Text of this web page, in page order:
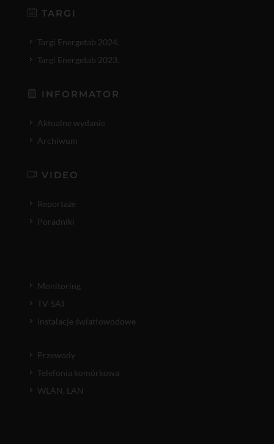
TARGI
Targi Energetab 2024.
Targi Energetab 2023.
INFORMATOR
Aktualne wydanie
Archiwum
VIDEO
Reportaże
Poradniki
Monitoring
TV-SAT
Instalacje światłowodowe
Przewody
Telefonia komórkowa
WLAN, LAN